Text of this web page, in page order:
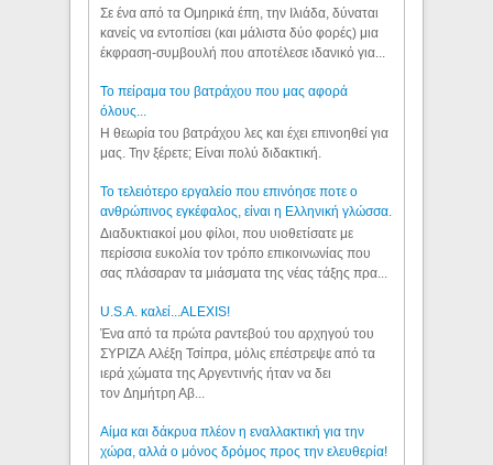
Σε ένα από τα Ομηρικά έπη, την Ιλιάδα, δύναται
κανείς να εντοπίσει (και μάλιστα δύο φορές) μια
έκφραση-συμβουλή που αποτέλεσε ιδανικό για...
Το πείραμα του βατράχου που μας αφορά
όλους...
Η θεωρία του βατράχου λες και έχει επινοηθεί για
μας. Την ξέρετε; Είναι πολύ διδακτική.
Το τελειότερο εργαλείο που επινόησε ποτε ο
ανθρώπινος εγκέφαλος, είναι η Ελληνική γλώσσα.
Διαδυκτιακοί μου φίλοι, που υιοθετίσατε με
περίσσια ευκολία τον τρόπο επικοινωνίας που
σας πλάσαραν τα μιάσματα της νέας τάξης πρα...
U.S.A. καλεί...ALEXIS!
Ένα από τα πρώτα ραντεβού του αρχηγού του
ΣΥΡΙΖΑ Αλέξη Τσίπρα, μόλις επέστρεψε από τα
ιερά χώματα της Αργεντινής ήταν να δει
τον Δημήτρη Αβ...
Αίμα και δάκρυα πλέον η εναλλακτική για την
χώρα, αλλά ο μόνος δρόμος προς την ελευθερία!